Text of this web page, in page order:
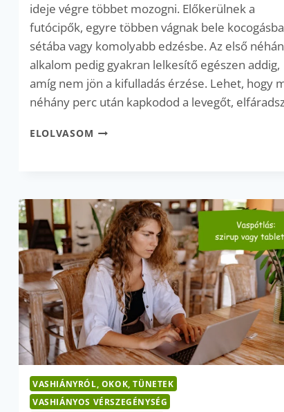
ideje végre többet mozogni. Előkerülnek a
futócipők, egyre többen vágnak bele
sétába vagy komolyabb edzésbe. Az első
alkalom pedig gyakran lelkesítő egészen addig,
amíg nem jön a kifulladás érzése. Lehet, hogy
néhány perc után kapkodod a levegőt,
ELOLVASOM SPORT
HAMARABB!
VASHIÁNYRÓL, OKOK, TÜNETEK
VASHIÁNYOS VÉRSZEGÉNYSÉG